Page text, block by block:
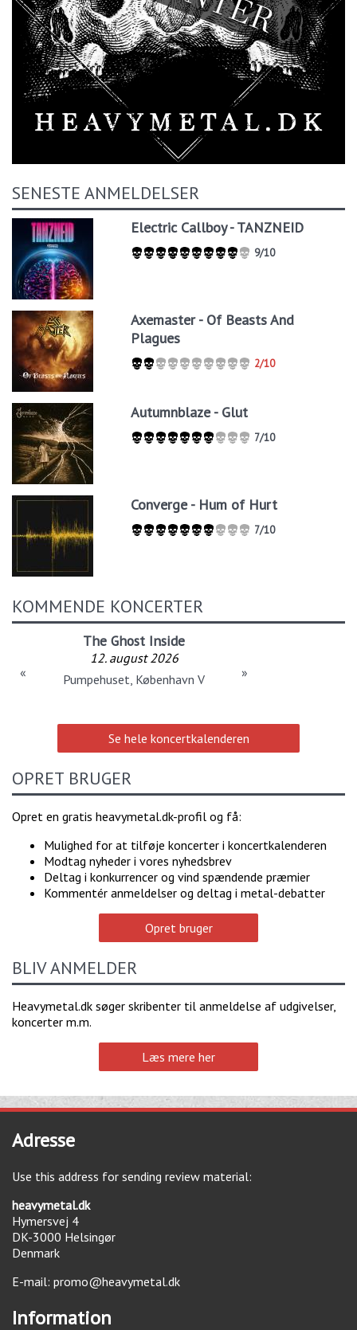
SENESTE ANMELDELSER
Electric Callboy - TANZNEID
9/10
Axemaster - Of Beasts And
Plagues
2/10
Autumnblaze - Glut
7/10
Converge - Hum of Hurt
7/10
KOMMENDE KONCERTER
The Ghost Inside
12. august 2026
Pumpehuset, København V
« »
Se hele koncertkalenderen
OPRET BRUGER
Opret en gratis heavymetal.dk-profil og få:
Mulighed for at tilføje koncerter i koncertkalenderen
Modtag nyheder i vores nyhedsbrev
Deltag i konkurrencer og vind spændende præmier
Kommentér anmeldelser og deltag i metal-debatter
Opret bruger
BLIV ANMELDER
Heavymetal.dk søger skribenter til anmeldelse af udgivelser,
koncerter m.m.
Læs mere her
Adresse
Use this address for sending review material:
heavymetal.dk
Hymersvej 4
DK-3000 Helsingør
Denmark
E-mail: promo@heavymetal.dk
Information